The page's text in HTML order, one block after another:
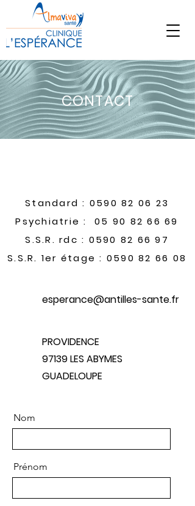
CONTACT
Standard : 0590 82 06 23
Psychiatrie : 05 90 82 66 69
S.S.R. rdc : 0590 82 66 97
S.S.R. 1er étage : 0590 82 66 08
esperance@antilles-sante.fr
PROVIDENCE
97139 LES ABYMES
GUADELOUPE
Nom
Prénom